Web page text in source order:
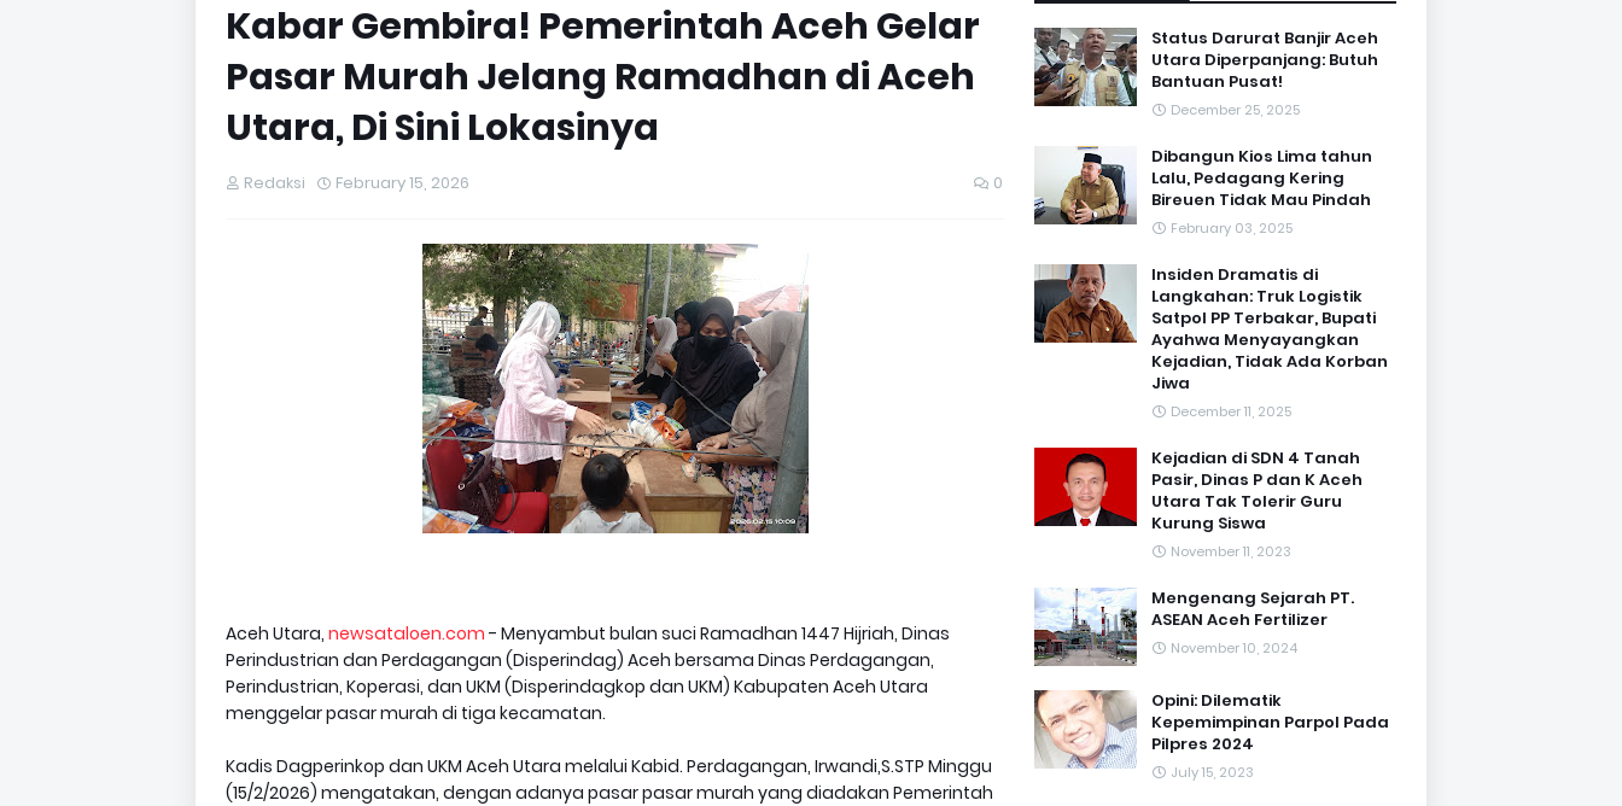
Kabar Gembira! Pemerintah Aceh Gelar
Pasar Murah Jelang Ramadhan di Aceh
Utara, Di Sini Lokasinya
Redaksi February 15, 2026 0
Aceh Utara, newsataloen.com - Menyambut bulan suci Ramadhan 1447 Hijriah, Dinas
Perindustrian dan Perdagangan (Disperindag) Aceh bersama Dinas Perdagangan,
Perindustrian, Koperasi, dan UKM (Disperindagkop dan UKM) Kabupaten Aceh Utara
menggelar pasar murah di tiga kecamatan.
Kadis Dagperinkop dan UKM Aceh Utara melalui Kabid. Perdagangan, Irwandi,S.STP Minggu
(15/2/2026) mengatakan, dengan adanya pasar pasar murah yang diadakan Pemerintah
Status Darurat Banjir Aceh
Utara Diperpanjang: Butuh
Bantuan Pusat!
December 25, 2025
Dibangun Kios Lima tahun
Lalu, Pedagang Kering
Bireuen Tidak Mau Pindah
February 03, 2025
Insiden Dramatis di
Langkahan: Truk Logistik
Satpol PP Terbakar, Bupati
Ayahwa Menyayangkan
Kejadian, Tidak Ada Korban
Jiwa
December 11, 2025
Kejadian di SDN 4 Tanah
Pasir, Dinas P dan K Aceh
Utara Tak Tolerir Guru
Kurung Siswa
November 11, 2023
Mengenang Sejarah PT.
ASEAN Aceh Fertilizer
November 10, 2024
Opini: Dilematik
Kepemimpinan Parpol Pada
Pilpres 2024
July 15, 2023